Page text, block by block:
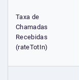
Taxa de
Chamadas
Recebidas
(rateTotIn)